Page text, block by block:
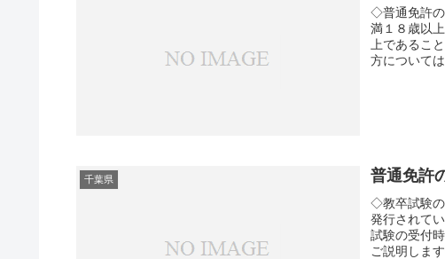
◇普通免許の
満１８歳以
上であるこ
方について
千葉県 普通免許
◇教卒試験の
発行されて
試験の受付
ご説明しま